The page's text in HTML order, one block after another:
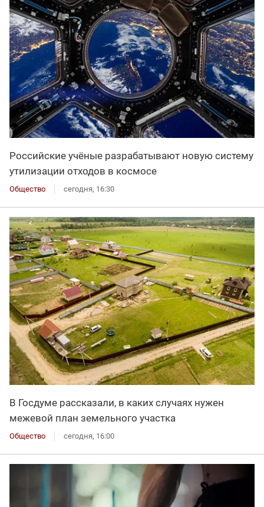
Российские учёные разрабатывают новую систему
утилизации отходов в космосе
Общество сегодня, 16:30
В Госдуме рассказали, в каких случаях нужен
межевой план земельного участка
Общество сегодня, 16:00